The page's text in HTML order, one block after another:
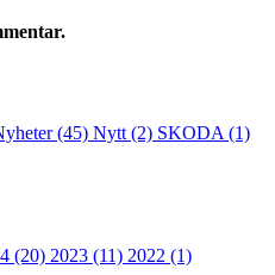
(45) Nytt (2) SKODA (1)
(20) 2023 (11) 2022 (1)